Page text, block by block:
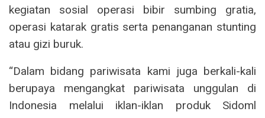
kegiatan sosial operasi bibir sumbing gratia,
operasi katarak gratis serta penanganan stunting
atau gizi buruk.
“Dalam bidang pariwisata kami juga berkali-kali
berupaya mengangkat pariwisata unggulan di
Indonesia melalui iklan-iklan produk Sidoml